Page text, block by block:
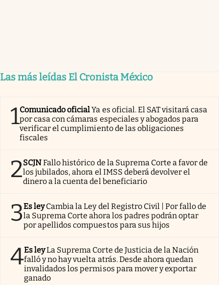
Las más leídas El Cronista México
1Comunicado oficialYa es oficial. El SAT visitará casa
por casa con cámaras especiales y abogados para
verificar el cumplimiento de las obligaciones
fiscales
2SCJNFallo histórico de la Suprema Corte a favor de
los jubilados, ahora el IMSS deberá devolver el
dinero a la cuenta del beneficiario
3Es ley Cambia la Ley del Registro Civil | Por fallo de
la Suprema Corte ahora los padres podrán optar
por apellidos compuestos para sus hijos
4Es leyLa Suprema Corte de Justicia de la Nación
falló y no hay vuelta atrás. Desde ahora quedan
invalidados los permisos para mover y exportar
ganado